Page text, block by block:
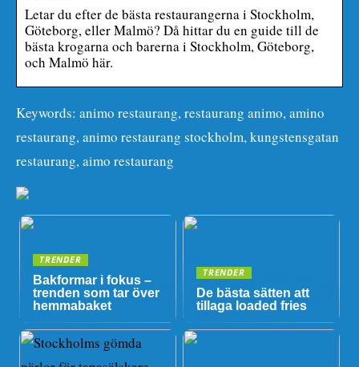
Letar du efter de bästa restaurangerna i Stockholm,
Göteborg, eller Malmö? Då hittar du en guide till de
bästa krogarna och barerna i Stockholm, Göteborg,
och Malmö här.
Keywords: animo restaurang, restaurang animo, amino
restaurang, animo restaurang stockholm, kungstensgatan
restaurang, aimo restaurang
TRENDER
Bakformar i fokus –
trenden som tar över
hemmabaket
TRENDER
De bästa sätten att
tillaga loaded fries